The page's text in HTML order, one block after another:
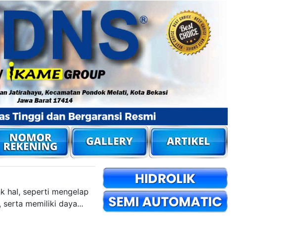
hal, seperti mengelap
serta memiliki daya...